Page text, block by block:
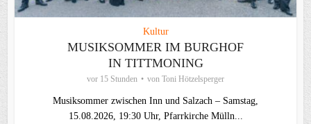
Kultur
MUSIKSOMMER IM BURGHOF
IN TITTMONING
vor 15 Stunden von Toni Hötzelsperger
Musiksommer zwischen Inn und Salzach – Samstag,
15.08.2026, 19:30 Uhr, Pfarrkirche Mülln...